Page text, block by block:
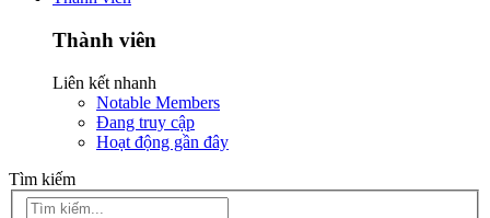
Thành viên
Liên kết nhanh
Notable Members
Đang truy cập
Hoạt động gần đây
Tìm kiếm